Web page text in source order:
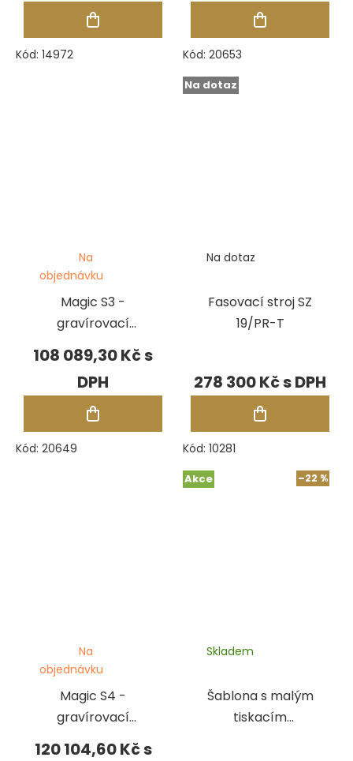
Kód: 14972 Kód: 20653
Magic S3 -
gravírovací
frézka
Na
objednávku
108 089,30 Kč
Kód: 20649
Na dotaz
Fasovací stroj SZ
19/PR-T
Na dotaz
278 300 Kč
Kód: 10281
Magic S4 -
gravírovací
frézka
Na
objednávku
120 104,60 Kč
Akce –22 %
Šablona s malým
tiskacím
Skladem